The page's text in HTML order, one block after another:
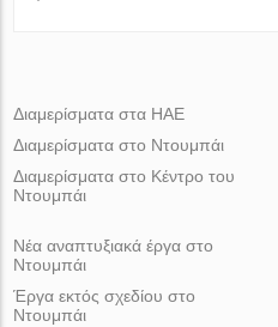
Διαμερίσματα στα ΗΑΕ
Διαμερίσματα στο Ντουμπάι
Διαμερίσματα στο Κέντρο του
Ντουμπάι
Νέα αναπτυξιακά έργα στο
Ντουμπάι
Έργα εκτός σχεδίου στο
Ντουμπάι